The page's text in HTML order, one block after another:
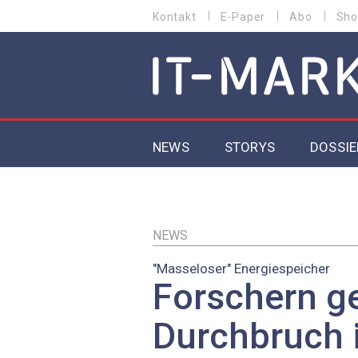
zum
MENU
Kontakt E-Paper Abo
MAIN NAVIGATION
NEWS STORYS
EU-
NEWS
"Masseloser" Energiespeicher
Forschern
Durchbruch